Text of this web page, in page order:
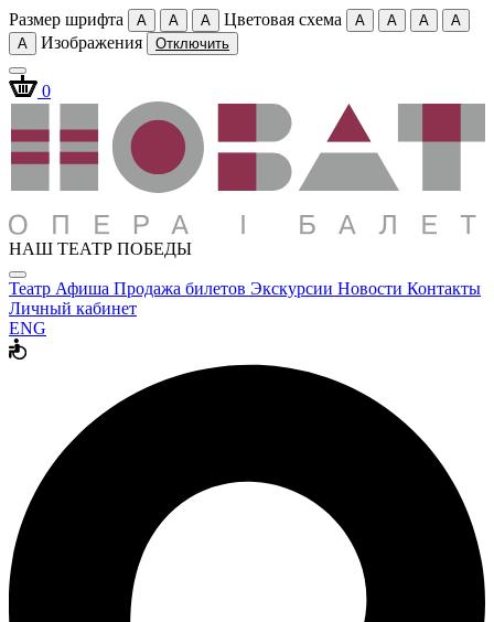
Размер шрифта A A A Цветовая схема A A A
A
A
Изображения Отключить
0
НАШ ТЕАТР ПОБЕДЫ
Театр Афиша Продажа билетов Экскурсии Новости Контакты
Личный кабинет
ENG